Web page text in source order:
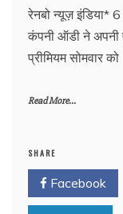
रेनबो न्यूज़ इंडिया* 6
कंपनी ऑडी ने
प्रीमियम सोमवार को
Read More...
SHARE
Facebook